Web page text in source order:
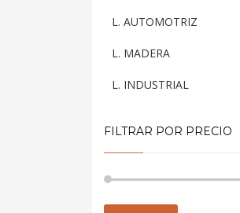
L. AUTOMOTRIZ
L. MADERA
L. INDUSTRIAL
FILTRAR POR PRECIO